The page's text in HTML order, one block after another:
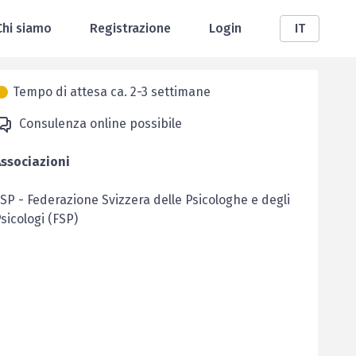
siamo Registrazione Login IT
Tempo di attesa ca. 2-3 settimane
Consulenza online possibile
- Federazione Svizzera delle Psicologhe e degli
(FSP)